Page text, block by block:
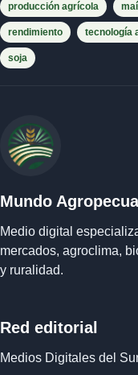
producción agrícola
rendimiento tecnología
soja
Mundo
Medio digital
mercados, agroclima,
y ruralidad.
Red editorial
Medios Digitales del